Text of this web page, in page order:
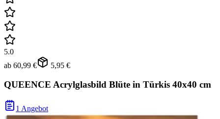
5.0
ab 60,99 € 5,95 €
QUEENCE Acrylglasbild Blüte in Türkis 40x40 cm
1 Angebot